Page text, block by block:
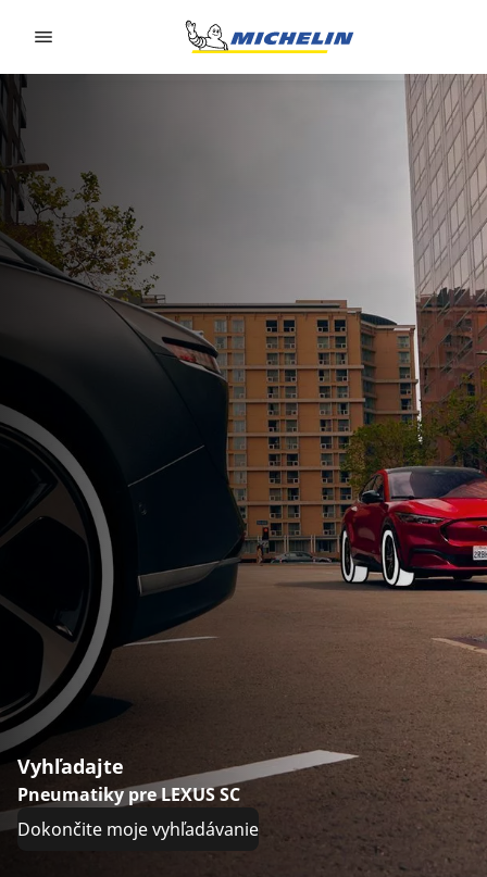
Vyhľadajte
Pneumatiky pre LEXUS SC
Dokončite moje vyhľadávanie